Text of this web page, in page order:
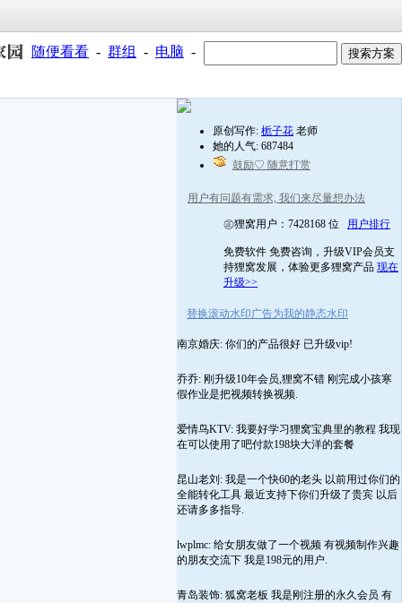
随便看看 - 群组 - 电脑 -
原创写作: 栀子花 老师
她的人气: 687484
鼓励♡ 随意打赏
用户有问题有需求, 我们来尽量想办法
㊣狸窝用户：7428168 位 用户排行
免费软件 免费咨询，升级VIP会员支
持狸窝发展，体验更多狸窝产品 现在
升级>>
替换滚动水印广告为我的静态水印
南京婚庆: 你们的产品很好 已升级vip!
乔乔: 刚升级10年会员,狸窝不错 刚完成小孩寒
假作业是把视频转换视频.
爱情鸟KTV: 我要好学习狸窝宝典里的教程 我现
在可以使用了吧付款198块大洋的套餐
昆山老刘: 我是一个快60的老头 以前用过你们的
全能转化工具 最近支持下你们升级了贵宾 以后
还请多多指导.
lwplmc: 给女朋友做了一个视频 有视频制作兴趣
的朋友交流下 我是198元的用户.
青岛装饰: 狐窝老板 我是刚注册的永久会员 有